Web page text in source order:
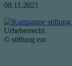
08.11.2021
Urheberrecht
© stiftung ear